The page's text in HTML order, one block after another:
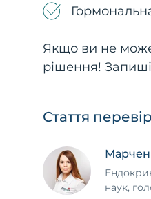
Якщо ви не
рішення!
Стаття
наук,